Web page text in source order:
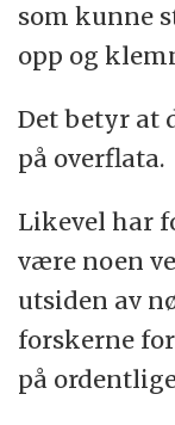
som kunne
opp og
Det betyr at
på overflata.
Likevel har
være noen
utsiden av
forskerne
på